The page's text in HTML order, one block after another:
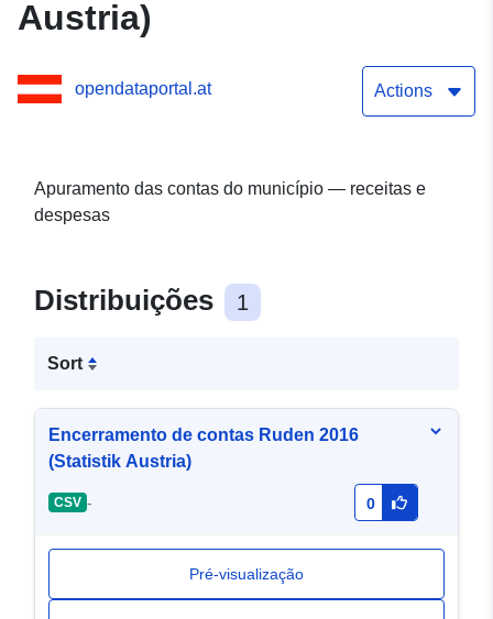
Austria)
opendataportal.at Actions
Apuramento das contas do município — receitas e
despesas
Distribuições 1
Sort
Encerramento de contas Ruden 2016
(Statistik Austria)
CSV - 0
Pré-visualização